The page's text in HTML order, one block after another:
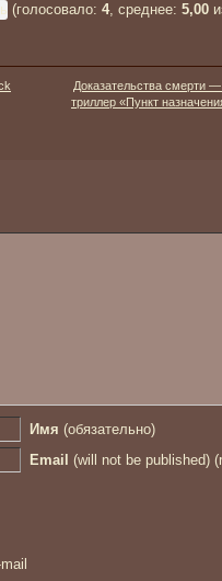
(голосовало: 4, среднее: 5,00
Доказательства смерти
триллер «Пункт
Имя (обязательно)
Email (will not be published)